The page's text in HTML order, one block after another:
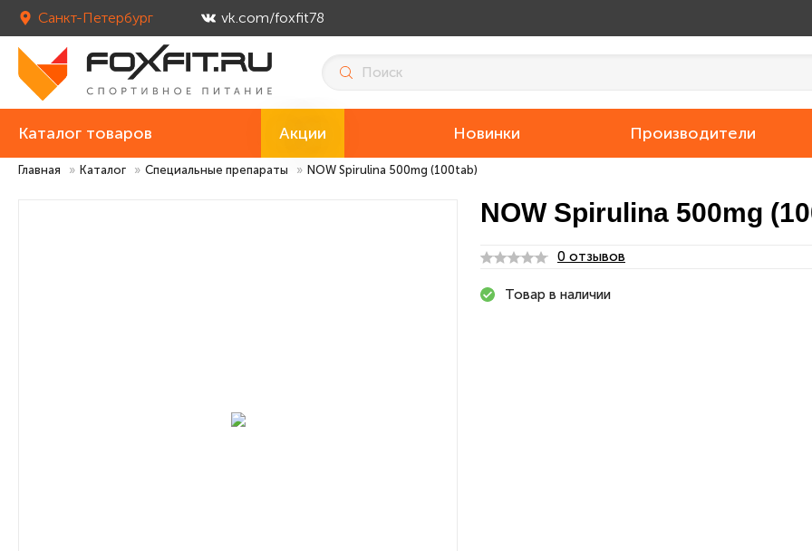
Санкт-Петербург vk.com/foxfit78
Каталог товаров Акции Новинки Производители
Главная » Каталог » Специальные препараты » NOW Spirulina 500mg (100tab)
NOW Spirulina 500mg
0 отзывов
Товар в наличии